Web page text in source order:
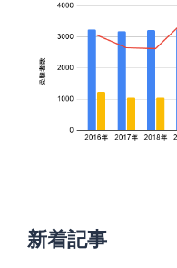
新着記事